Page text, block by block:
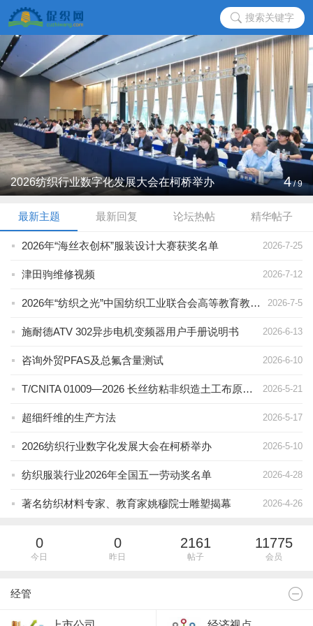
搜索关键字
2026纺织行业数字化发展大会在柯桥举办 4/9
最新主题 最新回复 论坛热帖 精华帖子
2026-7-25
2026年“海丝衣创杯”服装设计大赛获奖名单
2026-7-12
津田驹维修视频
2026-7-5
2026年“纺织之光”中国纺织工业联合会高等教育教学改革项目立项名单
2026-6-13
施耐德ATV 302异步电机变频器用户手册说明书
2026-6-10
咨询外贸PFAS及总氟含量测试
2026-5-21
T/CNITA 01009—2026 长丝纺粘非织造土工布原料组分与生产工艺鉴别方法
2026-5-17
超细纤维的生产方法
2026-5-10
2026纺织行业数字化发展大会在柯桥举办
2026-4-28
纺织服装行业2026年全国五一劳动奖名单
2026-4-26
著名纺织材料专家、教育家姚穆院士雕塑揭幕
0
今日
0
昨日
2161
帖子
11775
会员
经管